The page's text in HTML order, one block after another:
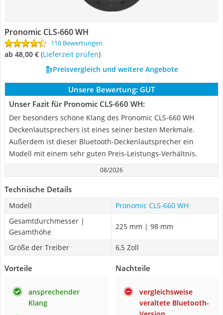
Pronomic CLS-660 WH
110 Bewertungen
ab 48,00 € (Lieferzeit prüfen)
Preisvergleich und weitere Angebote
Unsere Bewertung: GUT
Unser Fazit für Pronomic CLS-660 WH:
Der besonders schöne Klang des Pronomic CLS-660 WH
Deckenlautsprechers ist eines seiner besten Merkmale.
Außerdem ist dieser Bluetooth-Deckenlautsprecher ein
Modell mit einem sehr guten Preis-Leistungs-Verhältnis.
08/2026
Technische Details
Modell
Pronomic CLS-660 WH
Gesamtdurchmesser |
Gesamthöhe
225 mm | 98 mm
Größe der Treiber 6,5 Zoll
Vorteile
ansprechender
Klang
Nachteile
vergleichsweise
veraltete Bluetooth-